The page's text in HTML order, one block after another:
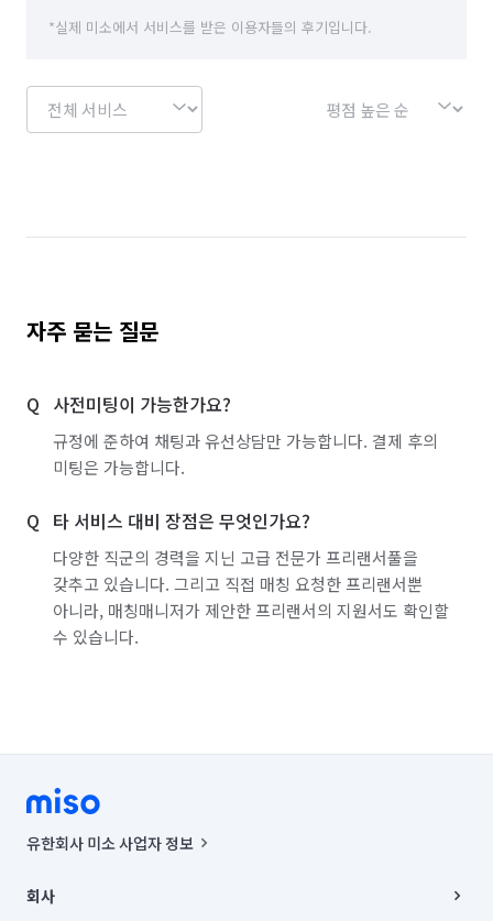
*실제 미소에서 서비스를 받은 이용자들의 후기입니다.
자주 묻는 질문
사전미팅이 가능한가요?
규정에 준하여 채팅과 유선상담만 가능합니다. 결제 후의
미팅은 가능합니다.
타 서비스 대비 장점은 무엇인가요?
다양한 직군의 경력을 지닌 고급 전문가 프리랜서풀을
갖추고 있습니다. 그리고 직접 매칭 요청한 프리랜서뿐
아니라, 매칭매니저가 제안한 프리랜서의 지원서도 확인할
수 있습니다.
유한회사 미소 사업자 정보
00019 |
회사